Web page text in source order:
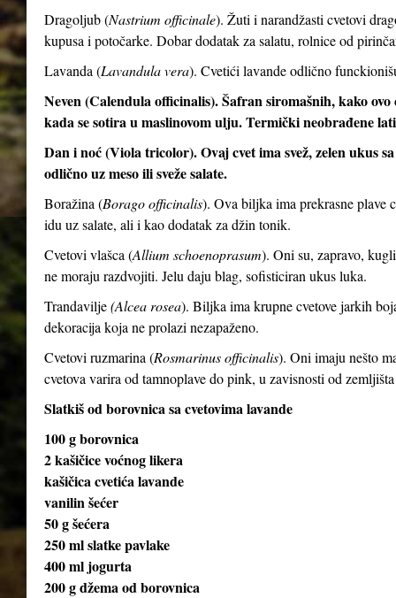
Dragoljub (Nastrium officinale). Žuti i narandžasti cvetovi
kupusa i potočarke. Dobar dodatak za salatu, rolnice od
Lavanda (Lavandula vera). Cvetići lavande odlično
Neven (Calendula officinalis). Šafran siromašnih, kako
kada se sotira u maslinovom ulju. Termički neobrađene
Dan i noć (Viola tricolor). Ovaj cvet ima svež, zelen ukus
odlično uz meso ili sveže salate.
Boražina (Borago officinalis). Ova biljka ima prekrasne plave
idu uz salate, ali i kao dodatak za džin tonik.
Cvetovi vlašca (Allium schoenoprasum). Oni su, zapravo,
ne moraju razdvojiti. Jelu daju blag, sofisticiran ukus luka.
Trandavilje(Alcea rosea). Biljka ima krupne cvetove jarkih
dekoracija koja ne prolazi nezapaženo.
Cvetovi ruzmarina (Rosmarinus officinalis). Oni imaju nešto
cvetova varira od tamnoplave do pink, u zavisnosti od
Slatkiš od borovnica sa cvetovima lavande
100 g borovnica
2 kašičice voćnog likera
kašičica cvetića lavande
vanilin šećer
50 g šećera
250 ml slatke pavlake
400 ml jogurta
200 g džema od borovnica